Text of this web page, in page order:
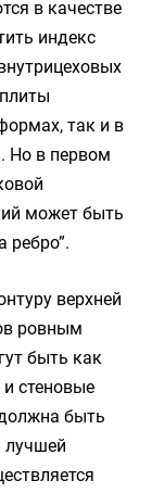
в качестве
индекс
так и в
Но в первом
может быть
ребро”.
верхней
ровным
быть как
стеновые
быть
лучшей